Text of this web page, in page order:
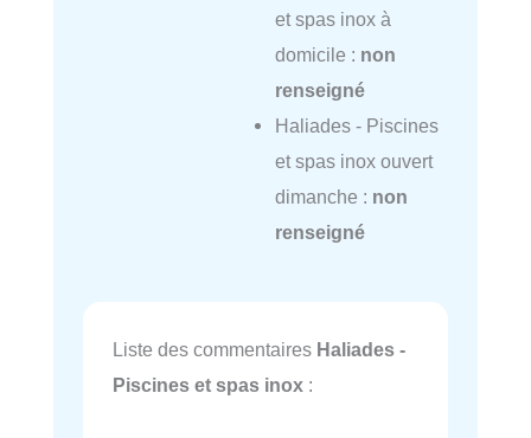
et spas inox à
domicile : non
renseigné
Haliades - Piscines
et spas inox ouvert
dimanche : non
renseigné
Liste des commentaires Haliades -
Piscines et spas inox :